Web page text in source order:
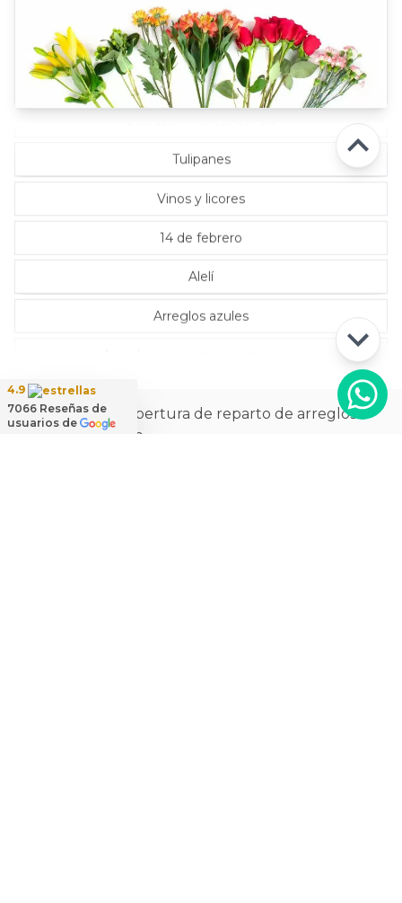
14 de febrero
Alelí
Arreglos azules
Rosas Rojas
Rosas Rosadas
Tulipanes
Vinos y licores
La más amplia cobertura de reparto de arreglos
florales a domicilio
4.9
7066 Reseñas de
usuarios de